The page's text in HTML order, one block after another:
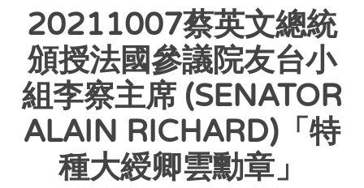
20211007蔡英文總統
頒授法國參議院友台小
組李察主席 (SENATOR
ALAIN RICHARD)「特
種大綬卿雲勳章」